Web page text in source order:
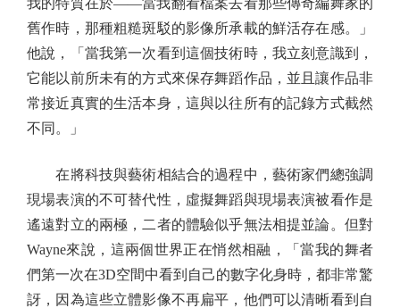
舊作時，那種粗糙斑駁的影像所承載的鮮活存在感。」
他說，「當我第一次看到這個技術時，我立刻意識到，
它能以前所未有的方式來保存舞蹈作品，並且讓作品非
常接近真實的生活本身，這與以往所有的記錄方式截然
不同。」
在將科技與藝術相結合的過程中，藝術家們總強調
現場表演的不可替代性，虛擬舞蹈與現場表演被看作是
遙遠對立的兩極，二者的體驗似乎無法相提並論。但對
Wayne來說，這兩個世界正在悄然相融，「當我的舞者
們第一次在3D空間中看到自己的數字化身時，都非常驚
訝，因為這些立體影像不再扁平，他們可以清晰看到自